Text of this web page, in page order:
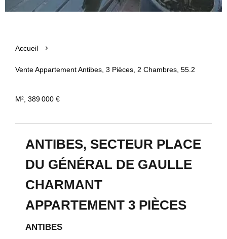
Accueil
Vente Appartement Antibes, 3 Pièces, 2 Chambres, 55.2
M², 389 000 €
ANTIBES, SECTEUR PLACE
DU GÉNÉRAL DE GAULLE
CHARMANT
APPARTEMENT 3 PIÈCES
ANTIBES